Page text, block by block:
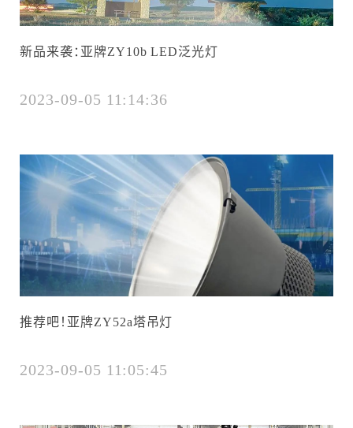
新品来袭：亚牌ZY10b LED泛光灯
2023-09-05 11:14:36
推荐吧！亚牌ZY52a塔吊灯
2023-09-05 11:05:45